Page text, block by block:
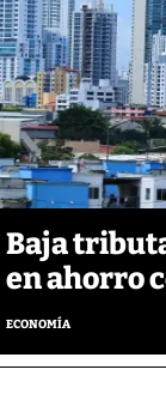
Baja
en ahorro
ECONOMÍA